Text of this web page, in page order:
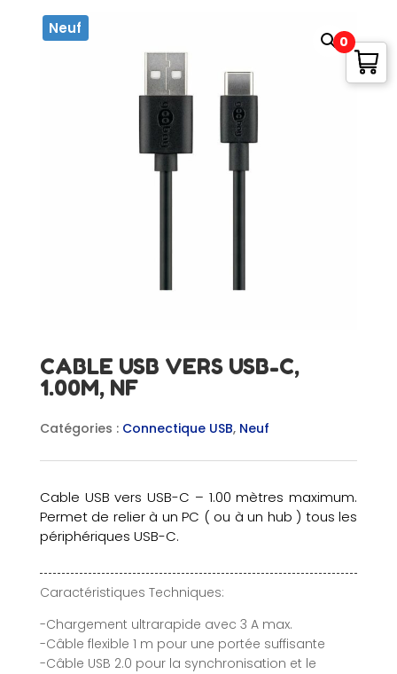
Neuf
CABLE USB VERS USB-C,
1.00M, NF
Catégories : Connectique USB, Neuf
Cable USB vers USB-C – 1.00 mètres maximum.
Permet de relier à un PC ( ou à un hub ) tous les
périphériques USB-C.
Caractéristiques Techniques:
-Chargement ultrarapide avec 3 A max.
-Câble flexible 1 m pour une portée suffisante
-Câble USB 2.0 pour la synchronisation et le
0